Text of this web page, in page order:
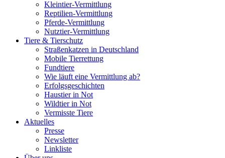
Kleintier-Vermittlung
Reptilien-Vermittlung
Pferde-Vermittlung
Nutztier-Vermittlung
Tiere & Tierschutz
Straßenkatzen in Deutschland
Mobile Tierrettung
Fundtiere
Wie läuft eine Vermittlung ab?
Erfolgsgeschichten
Haustier in Not
Wildtier in Not
Vermisste Tiere
Aktuelles
Presse
Newsletter
Linkliste